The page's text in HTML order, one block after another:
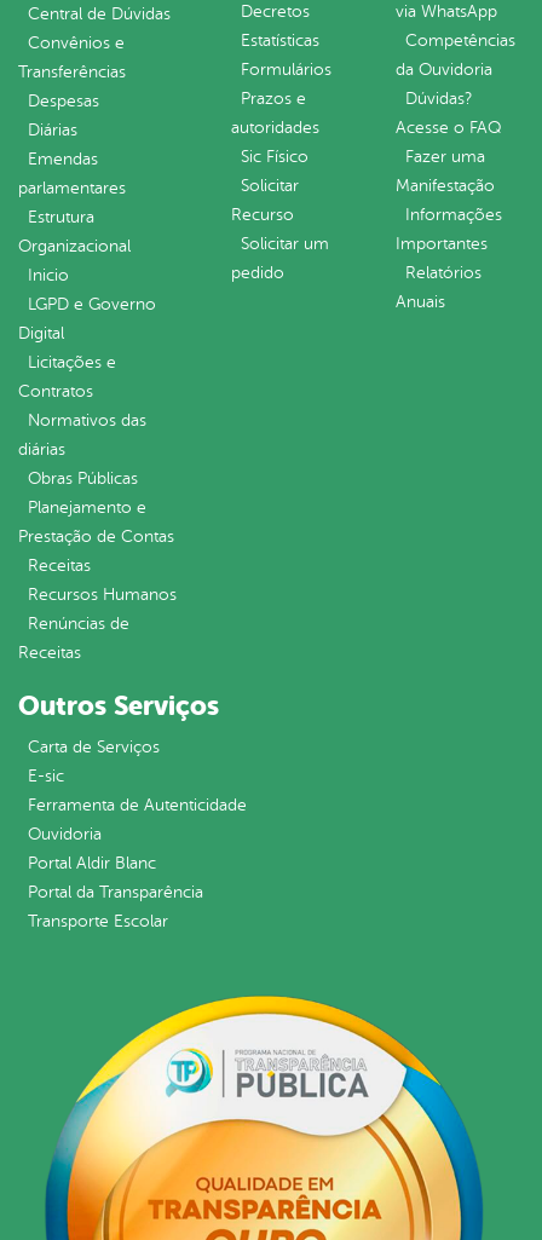
Central de Dúvidas
Convênios e
Transferências
Despesas
Diárias
Emendas
parlamentares
Estrutura
Organizacional
Inicio
LGPD e Governo
Digital
Licitações e
Contratos
Normativos das
diárias
Obras Públicas
Planejamento e
Prestação de Contas
Receitas
Recursos Humanos
Renúncias de
Receitas
Decretos
Estatísticas
Formulários
Prazos e
autoridades
Sic Físico
Solicitar
Recurso
Solicitar um
pedido
via WhatsApp
Competências
da Ouvidoria
Dúvidas?
Acesse o FAQ
Fazer uma
Manifestação
Informações
Importantes
Relatórios
Anuais
Outros Serviços
Carta de Serviços
E-sic
Ferramenta de Autenticidade
Ouvidoria
Portal Aldir Blanc
Portal da Transparência
Transporte Escolar